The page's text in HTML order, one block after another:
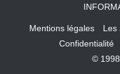
Mentions légales Les
Confidentialité
©